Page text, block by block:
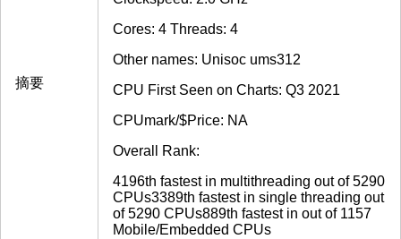
摘要
Cores: 4 Threads: 4
Other names: Unisoc ums312
CPU First Seen on Charts: Q3 2021
CPUmark/$Price: NA
Overall Rank:
4196th fastest in multithreading out of 5290
CPUs3389th fastest in single threading out
of 5290 CPUs889th fastest in out of 1157
Mobile/Embedded CPUs